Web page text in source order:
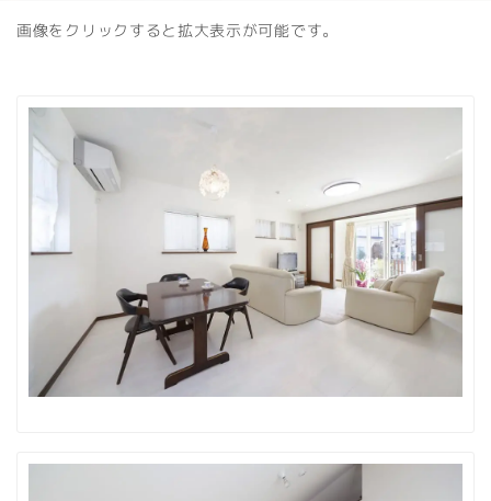
画像をクリックすると拡大表示が可能です。